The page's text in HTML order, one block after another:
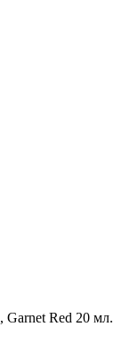
Garnet Red 20 мл.